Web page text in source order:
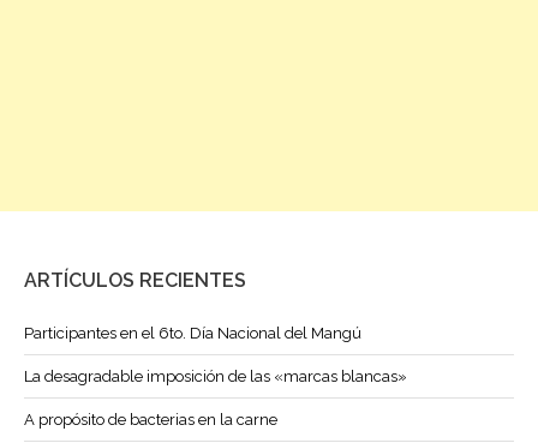
ARTÍCULOS RECIENTES
Participantes en el 6to. Día Nacional del Mangú
La desagradable imposición de las «marcas blancas»
A propósito de bacterias en la carne